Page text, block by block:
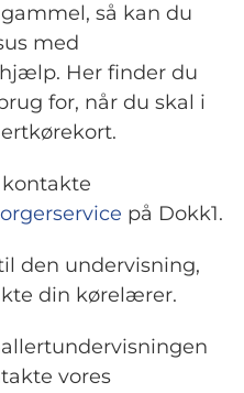
så kan du
med
Her finder du
for, når du skal i
kontakte
på Dokk1.
den undervisning,
din kørelærer.
vores